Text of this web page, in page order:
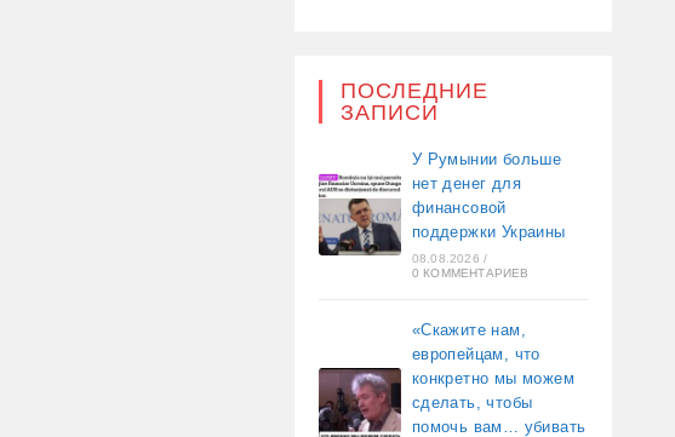
ПОСЛЕДНИЕ
ЗАПИСИ
У Румынии больше
нет денег для
финансовой
поддержки Украины
08.08.2026 /
0 КОММЕНТАРИЕВ
«Скажите нам,
европейцам, что
конкретно мы можем
сделать, чтобы
помочь вам… убивать